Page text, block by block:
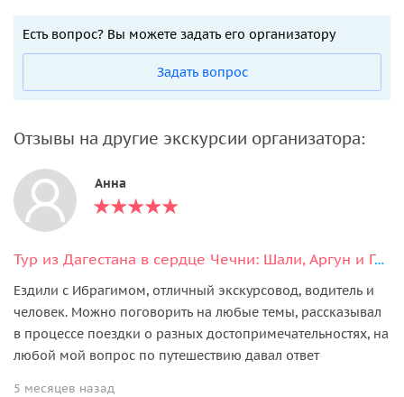
Есть вопрос? Вы можете задать его организатору
Задать вопрос
Отзывы на другие экскурсии организатора:
Анна
Тур из Дагестана в сердце Чечни: Шали, Аргун и Грозный
Ездили с Ибрагимом, отличный экскурсовод, водитель и
человек. Можно поговорить на любые темы, рассказывал
в процессе поездки о разных достопримечательностях, на
любой мой вопрос по путешествию давал ответ
5 месяцев назад